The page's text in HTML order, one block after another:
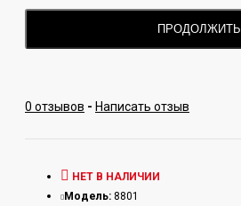
ПРОДОЛЖИТЬ
0 отзывов - Написать отзыв
НЕТ В НАЛИЧИИ
Модель: 8801